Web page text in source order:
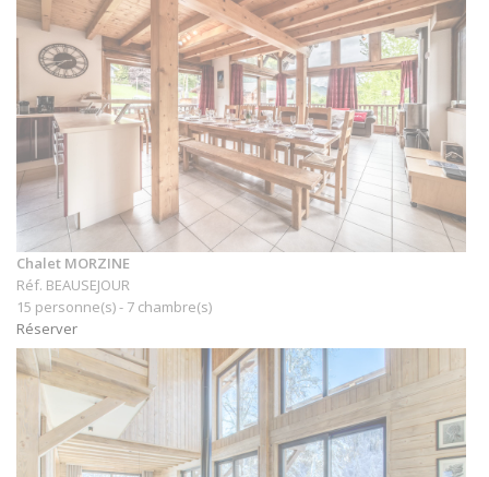
Chalet MORZINE
Réf. BEAUSEJOUR
15 personne(s) - 7 chambre(s)
Réserver